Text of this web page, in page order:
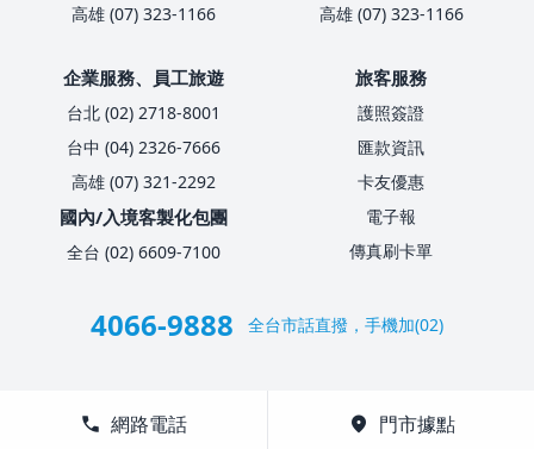
高雄 (07) 323-1166
高雄 (07) 323-1166
企業服務、員工旅遊
台北 (02) 2718-8001
台中 (04) 2326-7666
高雄 (07) 321-2292
國內/入境客製化包團
全台 (02) 6609-7100
旅客服務
護照簽證
匯款資訊
卡友優惠
電子報
傳真刷卡單
4066-9888 全台市話直撥，手機加(02)
call 網路電話 location_on 門市據點